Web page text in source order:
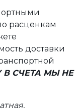
расценкам
доставки
В СЧЕТА МЫ НЕ